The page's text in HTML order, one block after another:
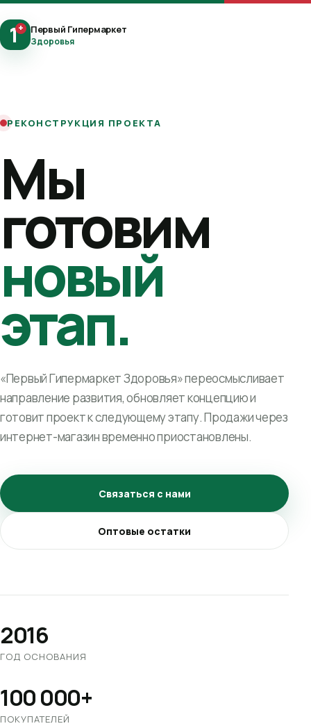
1+ Первый Гипермаркет
Здоровья
РЕКОНСТРУКЦИЯ ПРОЕКТА
Мы
готовим
новый
этап.
«Первый Гипермаркет Здоровья» переосмысливает
направление развития, обновляет концепцию и
готовит проект к следующему этапу. Продажи через
интернет-магазин временно приостановлены.
Связаться с нами
Оптовые остатки
2016
ГОД ОСНОВАНИЯ
100 000+
ПОКУПАТЕЛЕЙ